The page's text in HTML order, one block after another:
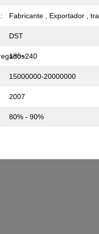
Fabricante , Exportador ,
DST
180~240
15000000-20000000
2007
80% - 90%